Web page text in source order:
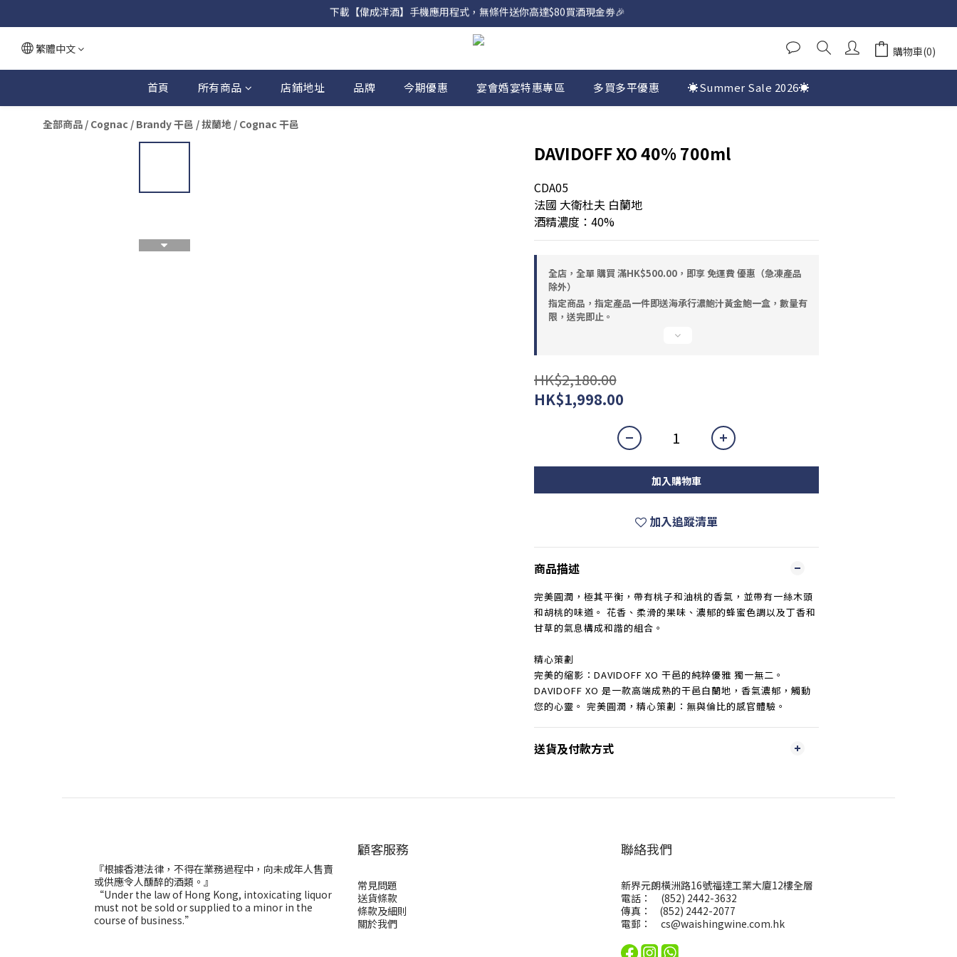
網店購滿 $500 即享免費送貨服務📦
網店購滿 $500 即享免費送貨服務📦
繁體中文
購物車(0)
首頁 所有商品 店鋪地址 品牌 今期優惠 宴會婚宴特惠專區 多買多平優惠 ☀️Summer Sale 2026☀️
全部商品 / Cognac / Brandy 干邑 / 拔蘭地 / Cognac 干邑
DAVIDOFF XO 40% 700ml
CDA05
法國 大衛杜夫 白蘭地
酒精濃度：40%
全店，全單 購買 滿HK$500.00，即享 免運費 優惠（急凍產品
除外）
指定商品，指定產品一件即送海承行濃鮑汁黃金鮑一盒，數量有
限，送完即止。
HK$2,180.00
HK$1,998.00
加入購物車
加入追蹤清單
商品描述
完美圓潤，極其平衡，帶有桃子和油桃的香氣，並帶有一絲木頭
和胡桃的味道。 花香、柔滑的果味、濃郁的蜂蜜色調以及丁香和
甘草的氣息構成和諧的組合。
精心策劃
完美的縮影：DAVIDOFF XO 干邑的純粹優雅 獨一無二。
DAVIDOFF XO 是一款高端成熟的干邑白蘭地，香氣濃郁，觸動
您的心靈。 完美圓潤，精心策劃：無與倫比的感官體驗。
送貨及付款方式
『根據香港法律，不得在業務過程中，向未成年人售賣
或供應令人醺醉的酒類。』
“Under the law of Hong Kong, intoxicating liquor
must not be sold or supplied to a minor in the
course of business.”
顧客服務
常見問題
送貨條款
條款及細則
關於我們
聯絡我們
新界元朗橫洲路16號福達工業大廈12樓全層
電話： (852) 2442-3632
傳真： (852) 2442-2077
電郵： cs@waishingwine.com.hk